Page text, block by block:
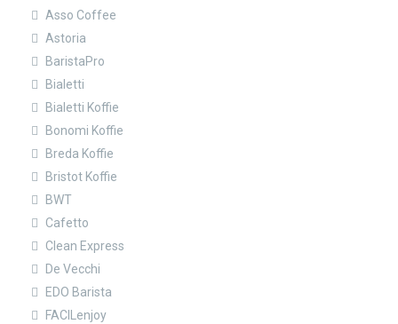
Asso Coffee
Astoria
BaristaPro
Bialetti
Bialetti Koffie
Bonomi Koffie
Breda Koffie
Bristot Koffie
BWT
Cafetto
Clean Express
De Vecchi
EDO Barista
FACILenjoy